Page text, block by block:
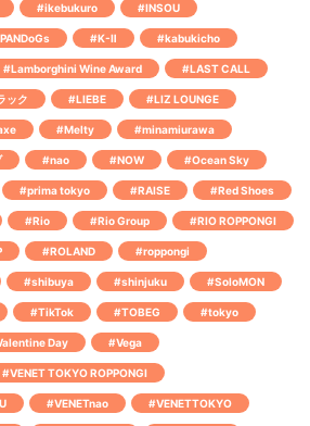
#ikebukuro #INSOU
#K-Ⅱ #kabukicho
#Lamborghini Wine Award #LAST CALL
ック #LIEBE #LIZ LOUNGE
#Melty #minamiurawa
#nao #NOW #Ocean Sky
#prima tokyo #RAISE #Red Shoes
#Rio #Rio Group #RIO ROPPONGI
#ROLAND #roppongi
#shibuya #shinjuku #SoloMON
#TikTok #TOBEG #tokyo
Day #Vega
#VENET TOKYO ROPPONGI
#VENETnao #VENETTOKYO